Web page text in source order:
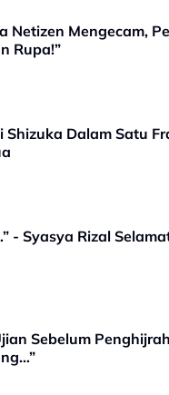
Netizen Mengecam,
Rupa!”
Dalam Satu
- Syasya Rizal
Sebelum